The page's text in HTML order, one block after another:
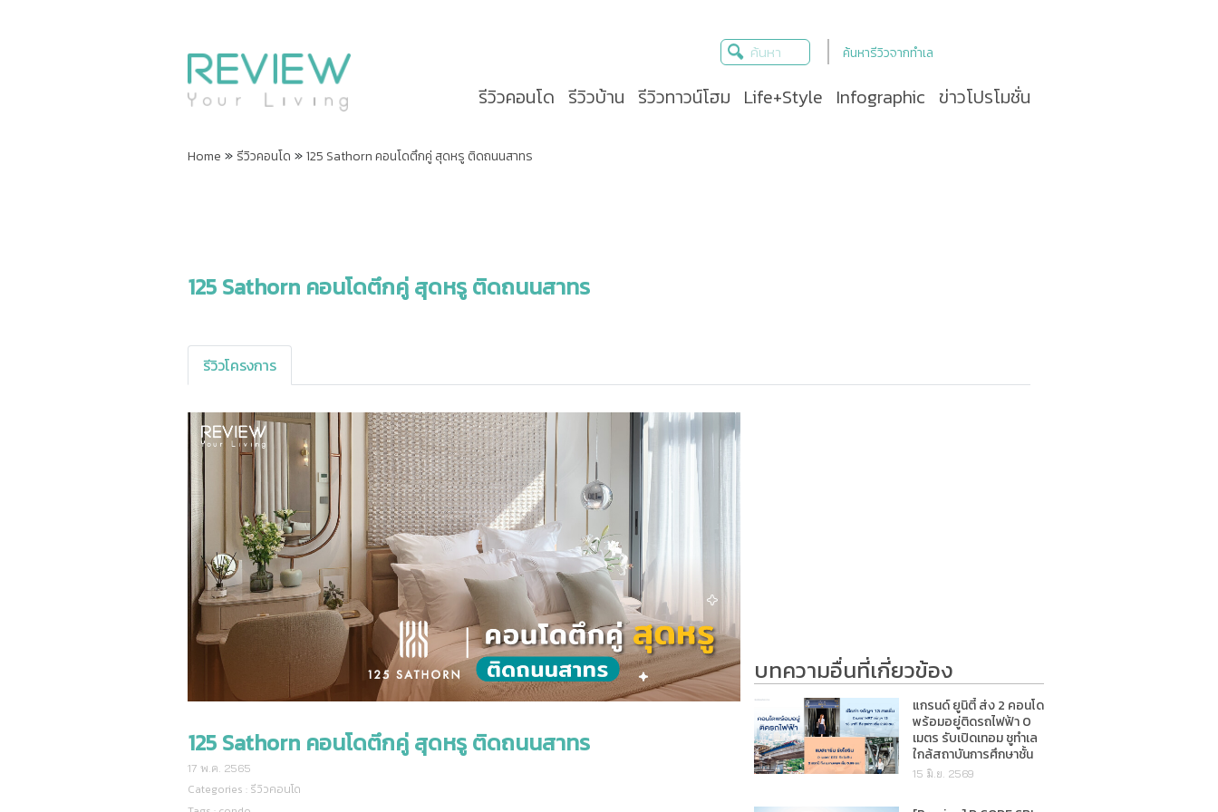
ค้นหารีวิวจากทำเล
รีวิวคอนโด รีวิวบ้าน รีวิวทาวน์โฮม Life+Style Infographic ข่าวโปรโมชั่น
Home » รีวิวคอนโด »125 Sathorn คอนโดตึกคู่ สุดหรู ติดถนนสาทร
125 Sathorn คอนโดตึกคู่ สุดหรู ติดถนนสาทร
รีวิวโครงการ
125 Sathorn คอนโดตึกคู่ สุดหรู ติดถนนสาทร
17 พ.ค. 2565
Categories : รีวิวคอนโด
บทความอื่นที่เกี่ยวข้อง
แกรนด์ ยูนิตี้ ส่ง 2 คอนโด
พร้อมอยู่ติดรถไฟฟ้า 0
เมตร รับเปิดเทอม ชูทำเล
ใกล้สถาบันการศึกษาชั้น
นำ
15 มิ.ย. 2569